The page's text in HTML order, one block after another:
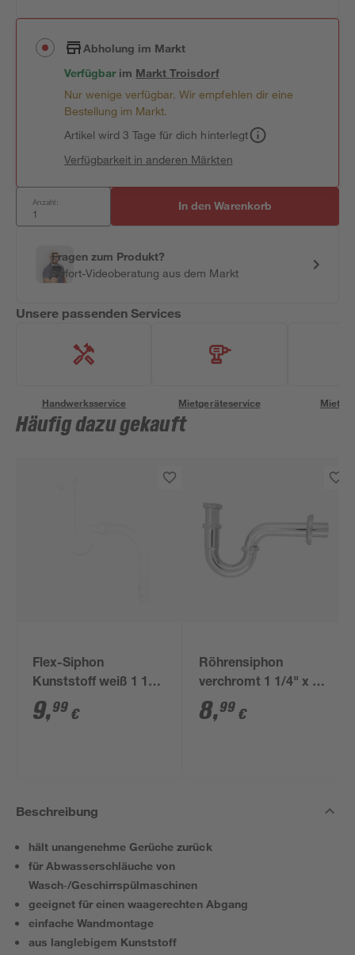
Abholung im Markt
Verfügbar im MarktTroisdorf
Nur wenige verfügbar. Wir empfehlen dir eine
Bestellung im Markt.
Artikel wird 3 Tage für dich hinterlegt
Verfügbarkeit in anderen Märkten
Anzahl: In den Warenkorb
Fragen zum Produkt?
Sofort-Videoberatung aus dem Markt
Unsere passenden Services
Handwerksservice Mietgeräteservice
Häufig dazu gekauft
Flex-Siphon
Kunststoff weiß 1 1/2'
x 40/50 mm
9,99 €
Röhrensiphon
verchromt 1 1/4" x 32
mm
8,99 €
Beschreibung
hält unangenehme Gerüche zurück
für Abwasserschläuche von
Wasch‑/Geschirrspülmaschinen
geeignet für einen waagerechten Abgang
einfache Wandmontage
aus langlebigem Kunststoff